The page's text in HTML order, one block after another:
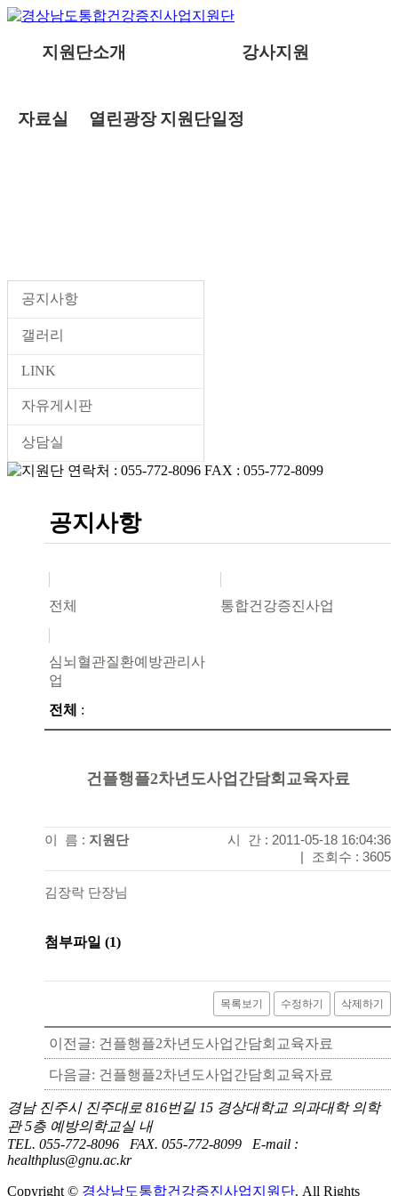
지원단소개 강사지원
자료실 열린광장 지원단일정
공지사항
갤러리
LINK
자유게시판
상담실
공지사항
전체 통합건강증진사업
심뇌혈관질환예방관리사
업
전체
:
건플행플2차년도사업간담회교육자료
이 름 : 지원단
시 간 : 2011-05-18 16:04:36
|
조회수 : 3605
김장락 단장님
첨부파일 (1)
목록보기 수정하기 삭제하기
이전글: 건플행플2차년도사업간담회교육자료
다음글: 건플행플2차년도사업간담회교육자료
경남 진주시 진주대로 816번길 15 경상대학교 의과대학 의학
관 5층 예방의학교실 내
TEL. 055-772-8096 FAX. 055-772-8099 E-mail :
healthplus@gnu.ac.kr
Copyright © 경상남도통합건강증진사업지원단. All Rights